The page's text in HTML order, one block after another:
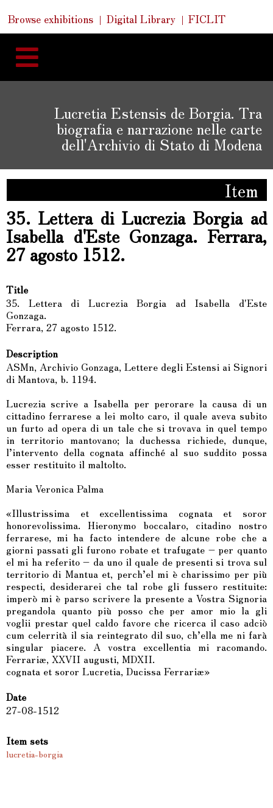
navigation
Quick
Links
Browse exhibitions Digital Library FICLIT
Lucretia Estensis de Borgia. Tra
biografia e narrazione nelle carte
dell'Archivio di Stato di Modena
Item
35. Lettera di Lucrezia Borgia ad
Isabella d'Este Gonzaga. Ferrara,
27 agosto 1512.
Title
35. Lettera di Lucrezia Borgia ad Isabella d'Este
Gonzaga.
Ferrara, 27 agosto 1512.
Description
ASMn, Archivio Gonzaga, Lettere degli Estensi ai Signori
di Mantova, b. 1194.
Lucrezia scrive a Isabella per perorare la causa di un
cittadino ferrarese a lei molto caro, il quale aveva subito
un furto ad opera di un tale che si trovava in quel tempo
in territorio mantovano; la duchessa richiede, dunque,
l’intervento della cognata affinché al suo suddito possa
esser restituito il maltolto.
Maria Veronica Palma
«Illustrissima et excellentissima cognata et soror
honorevolissima. Hieronymo boccalaro, citadino nostro
ferrarese, mi ha facto intendere de alcune robe che a
giorni passati gli furono robate et trafugate – per quanto
el mi ha referito – da uno il quale de presenti si trova sul
territorio di Mantua et, perch’el mi è charissimo per più
respecti, desiderarei che tal robe gli fussero restituite:
imperò mi è parso scrivere la presente a Vostra Signoria
pregandola quanto più posso che per amor mio la gli
voglii prestar quel caldo favore che ricerca il caso adciò
cum celerrità il sia reintegrato dil suo, ch’ella me ni farà
singular piacere. A vostra excellentia mi racomando.
Ferrariæ, XXVII augusti, MDXII.
cognata et soror Lucretia, Ducissa Ferrariæ»
Date
27-08-1512
Item sets
lucretia-borgia